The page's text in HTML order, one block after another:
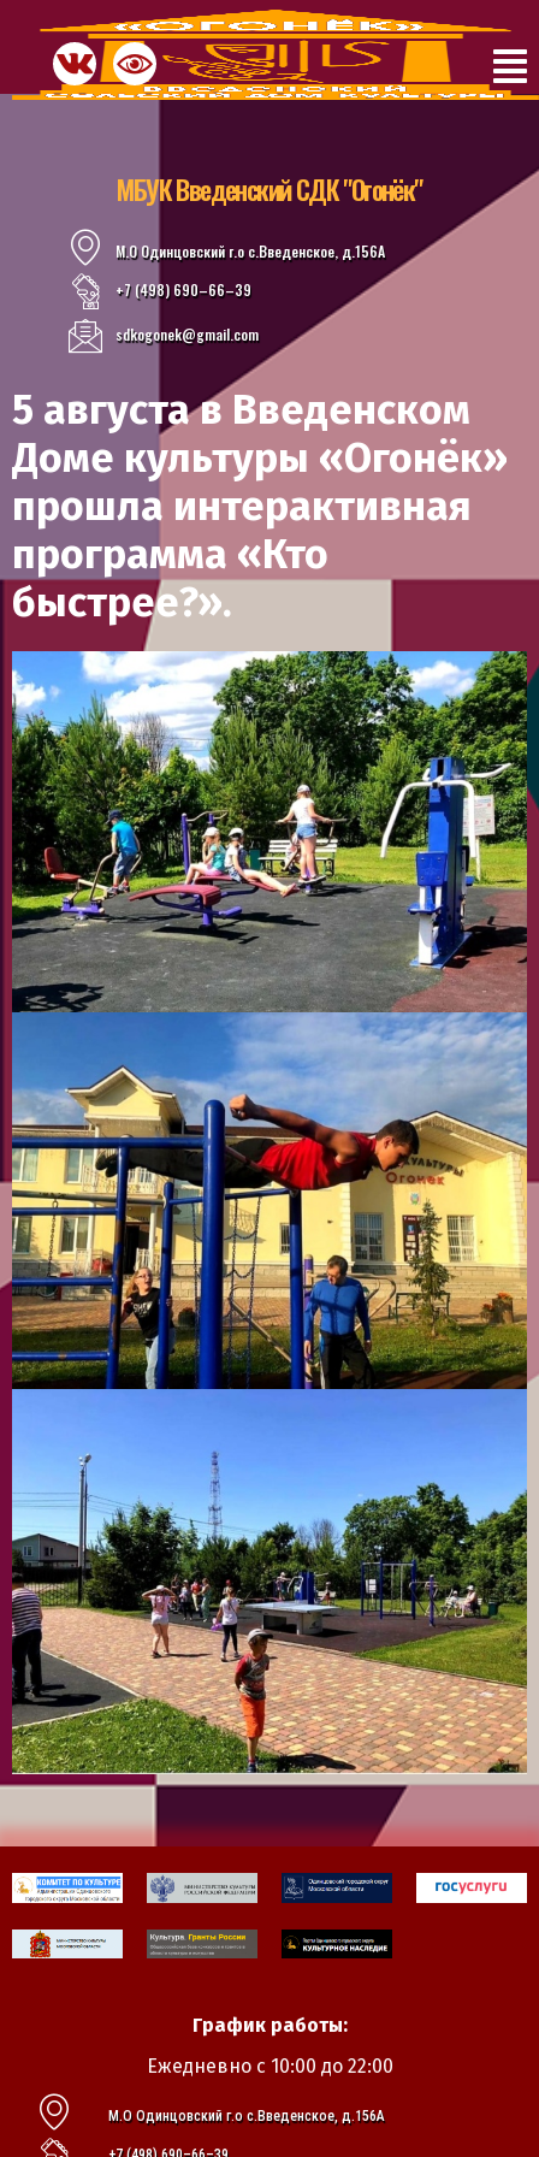
МБУК Введенский СДК "Огонёк"
М.О Одинцовский г.о с.Введенское, д.156А
+7 (498) 690–66–39
sdkogonek@gmail.com
5 августа в Введенском
Доме культуры «Огонёк»
прошла интерактивная
программа «Кто
быстрее?».
График работы:
Ежедневно с 10:00 до 22:00
М.О Одинцовский г.о с.Введенское, д.156А